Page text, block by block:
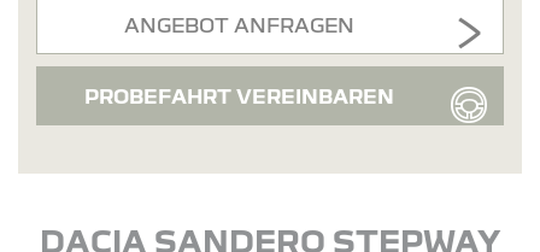
ANGEBOT ANFRAGEN
PROBEFAHRT VEREINBAREN
DACIA SANDERO STEPWAY